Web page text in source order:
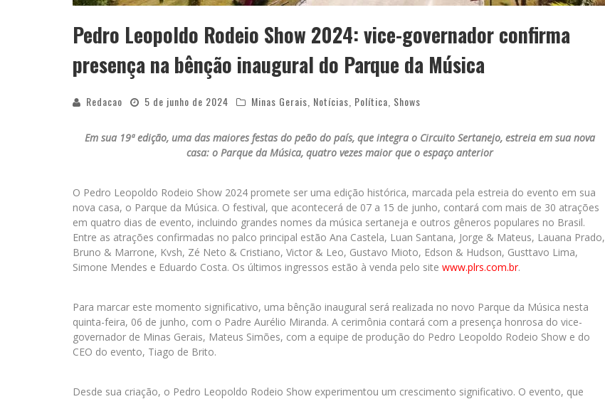
Pedro Leopoldo Rodeio Show 2024: vice-governador confirma
presença na bênção inaugural do Parque da Música
Redacao 5 de junho de 2024 Minas Gerais Notícias Política Shows
Em sua 19ª edição, uma das maiores festas do peão do país, que integra o Circuito Sertanejo, estreia em sua nova
casa: o Parque da Música, quatro vezes maior que o espaço anterior
O Pedro Leopoldo Rodeio Show 2024 promete ser uma edição histórica, marcada pela estreia do evento em sua
nova casa, o Parque da Música. O festival, que acontecerá de 07 a 15 de junho, contará com mais de 30 atrações
em quatro dias de evento, incluindo grandes nomes da música sertaneja e outros gêneros populares no Brasil.
Entre as atrações confirmadas no palco principal estão Ana Castela, Luan Santana, Jorge & Mateus, Lauana Prado,
Bruno & Marrone, Kvsh, Zé Neto & Cristiano, Victor & Leo, Gustavo Mioto, Edson & Hudson, Gusttavo Lima,
Simone Mendes e Eduardo Costa. Os últimos ingressos estão à venda pelo site www.plrs.com.br.
Para marcar este momento significativo, uma bênção inaugural será realizada no novo Parque da Música nesta
quinta-feira, 06 de junho, com o Padre Aurélio Miranda. A cerimônia contará com a presença honrosa do vice-
governador de Minas Gerais, Mateus Simões, com a equipe de produção do Pedro Leopoldo Rodeio Show e do
CEO do evento, Tiago de Brito.
Desde sua criação, o Pedro Leopoldo Rodeio Show experimentou um crescimento significativo. O evento, que